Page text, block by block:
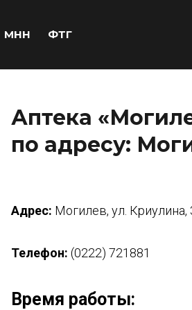
МНН ФТГ
Аптека
по адресу:
Адрес: Могилев, ул. Криулина,
Телефон: (0222) 721881
Время работы: